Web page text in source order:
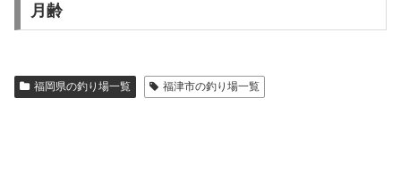
月齢
福岡県の釣り場一覧 福津市の釣り場一覧